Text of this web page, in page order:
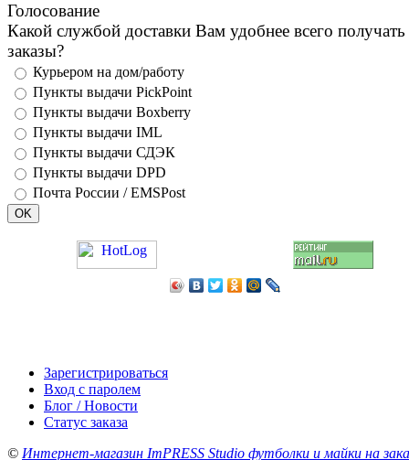
Голосование
Какой службой доставки Вам удобнее всего получать
заказы?
Курьером на дом/работу
Пункты выдачи PickPoint
Пункты выдачи Boxberry
Пункты выдачи IML
Пункты выдачи СДЭК
Пункты выдачи DPD
Почта России / EMSPost
Зарегистрироваться
Вход с паролем
Блог / Новости
Статус заказа
© Интернет-магазин ImPRESS Studio футболки и майки на